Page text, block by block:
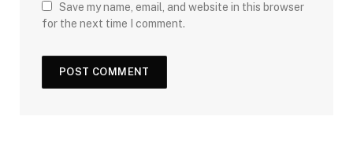
Save my name, email, and website in this browser
for the next time I comment.